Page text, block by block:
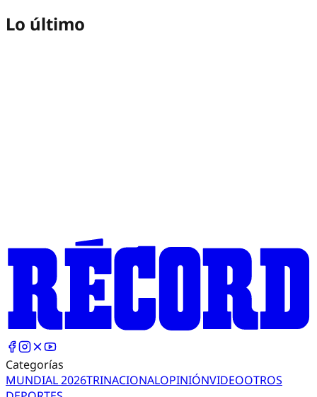
Lo último
Categorías
MUNDIAL 2026TRINACIONALOPINIÓNVIDEOOTROS